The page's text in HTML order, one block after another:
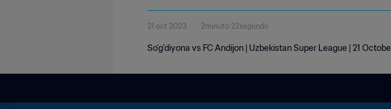
21 oct 2023 2minuto 22segundo
So'g'diyona vs FC Andijon | Uzbekistan Super League | 21